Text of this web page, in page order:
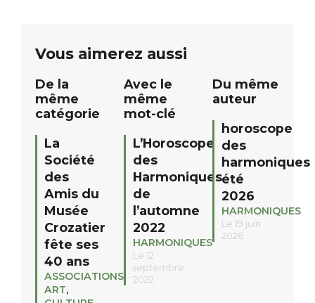
12h à […]
Vous aimerez aussi
De la
même
catégorie
La
Société
des
Amis du
Musée
Crozatier
fête ses
40 ans
ASSOCIATIONS
ART,
Avec le
même
mot-clé
L’Horoscope
des
Harmoniques
de
l’automne
2022
HARMONIQUES
Le 12
septembre
2022
Du même
auteur
horoscope
des
harmoniques
été
2026
HARMONIQUES
Le 19 juin
2026